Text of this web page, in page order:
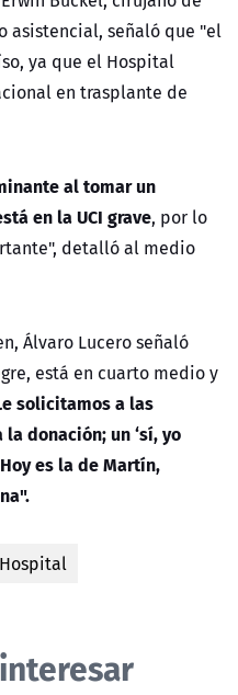
asistencial, señaló que "el
ya que el Hospital
en trasplante de
al tomar un
en la UCI grave, por lo
detalló al medio
Álvaro Lucero señaló
está en cuarto medio y
solicitamos a las
donación; un ‘sí, yo
es la de Martín,
Hospital